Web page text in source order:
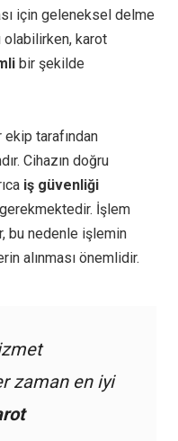
için geleneksel delme
olabilirken, karot
bir şekilde
tarafından
Cihazın doğru
iş güvenliği
İşlem
bu nedenle işlemin
alınması önemlidir.
zaman en iyi